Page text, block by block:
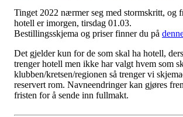
Tinget 2022 nærmer seg med stormskritt, og
hotell er imorgen, tirsdag 01.03.
Bestillingsskjema og priser finner du på
Det gjelder kun for de som skal ha hotell,
trenger hotell men ikke har valgt hvem som
klubben/kretsen/regionen så trenger vi
reservert rom. Navneendringer kan gjøres
fristen for å sende inn fullmakt.